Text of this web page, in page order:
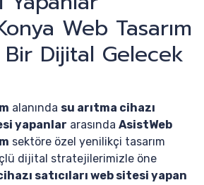
Web Tasarım
Bir Dijital Gelecek
alanında su arıtma cihazı
yapanlar arasında AsistWeb
sektöre özel yenilikçi tasarım
dijital stratejilerimizle öne
satıcıları web sitesi yapan